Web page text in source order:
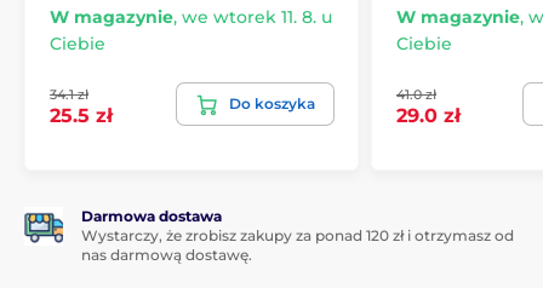
Apple Watch 4 / 5 / 6 / SE 1 / 2 / 3, 40 mm
W magazynie, we wtorek 11. 8. u
Ciebie
34.1 zł
25.5 zł
Do koszyka
W magazynie,
Ciebie
41.0 zł
29.0 zł
Darmowa dostawa
Wystarczy, że zrobisz zakupy za ponad 120 zł i otrzymasz od
nas darmową dostawę.